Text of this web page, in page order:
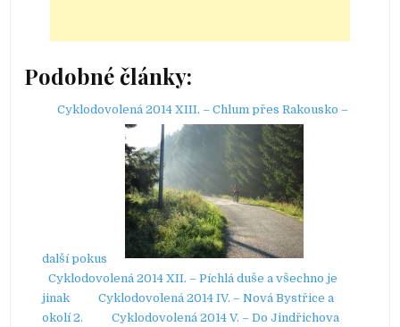
Podobné články:
Cyklodovolená 2014 XIII. – Chlum přes Rakousko –
další pokus
Cyklodovolená 2014 XII. – Píchlá duše a všechno je
jinak
Cyklodovolená 2014 IV. – Nová Bystřice a
okolí 2.
Cyklodovolená 2014 V. – Do Jindřichova